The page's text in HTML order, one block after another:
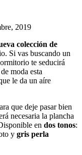
2019
colección de
Si vas buscando un
te seducirá
moda esta
le da un aíre
que deje pasar bien
necesaria la plancha
en dos tonos:
y gris perla